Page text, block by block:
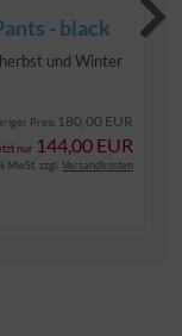
- black
und Winter
Preis 180,00 EUR
nur 144,00 EUR
MwSt. zzgl. Versandkosten